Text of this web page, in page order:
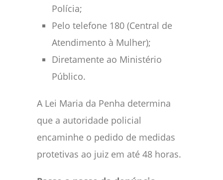
Polícia;
Pelo telefone 180 (Central de
Atendimento à Mulher);
Diretamente ao Ministério
Público.
A Lei Maria da Penha determina
que a autoridade policial
encaminhe o pedido de medidas
protetivas ao juiz em até 48 horas.